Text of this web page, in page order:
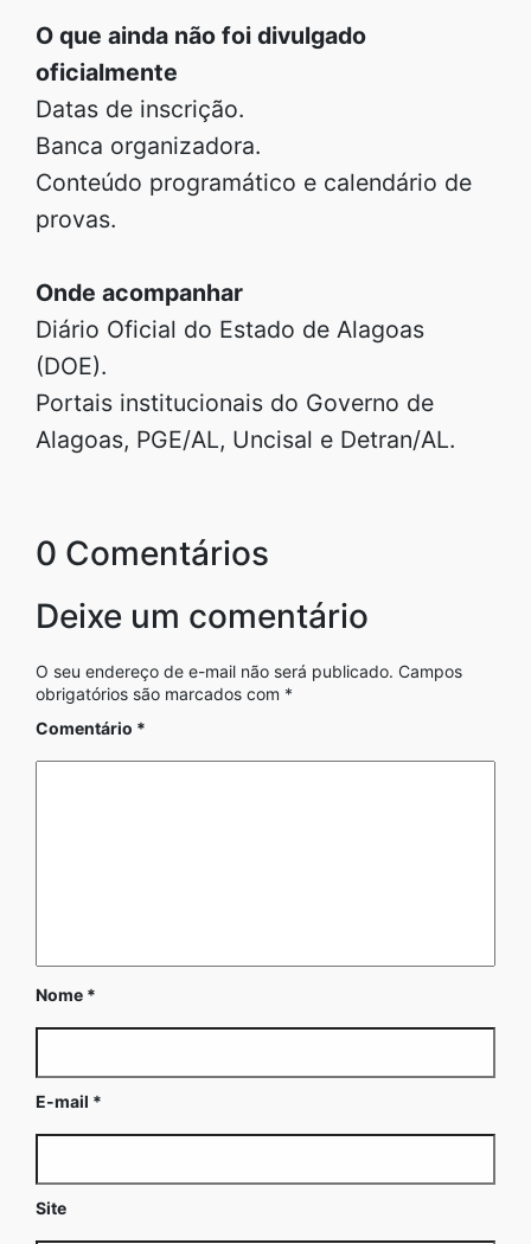
O que ainda não foi divulgado
oficialmente
Datas de inscrição.
Banca organizadora.
Conteúdo programático e calendário de
provas.
Onde acompanhar
Diário Oficial do Estado de Alagoas
(DOE).
Portais institucionais do Governo de
Alagoas, PGE/AL, Uncisal e Detran/AL.
0 Comentários
Deixe um comentário
O seu endereço de e-mail não será publicado. Campos
obrigatórios são marcados com *
Comentário *
Nome *
E-mail *
Site